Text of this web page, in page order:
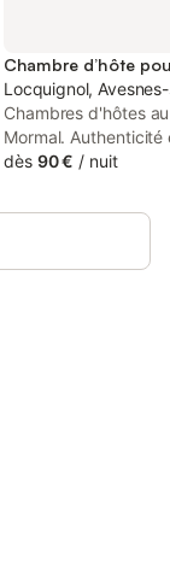
Locquignol,
Chambres d'hôtes
Mormal.
pour les amoureux
dès 90 € / nuit